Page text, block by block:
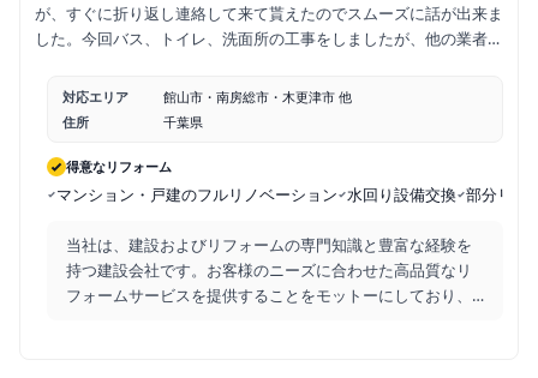
が、すぐに折り返し連絡して来て貰えたのでスムーズに話が出来ま
した。今回バス、トイレ、洗面所の工事をしましたが、他の業者は
ると言い切って助かりました。また内装工事も打ち合わせと違って
いた箇所も、指摘をしたら直ぐに直して貰えました。
対応エリア
館山市・南房総市・木更津市 他
住所
千葉県
得意なリフォーム
マンション・戸建のフルリノベーション 水回り設備交換 部分リフ
当社は、建設およびリフォームの専門知識と豊富な経験を
持つ建設会社です。お客様のニーズに合わせた高品質なリ
フォームサービスを提供することをモットーにしており、